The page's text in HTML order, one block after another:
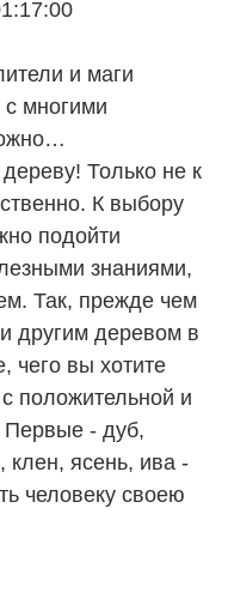
и маги
с многими
Только не к
К выбору
подойти
знаниями,
Так, прежде чем
другим деревом в
чего вы хотите
положительной и
Первые - дуб,
клен, ясень, ива -
человеку своею